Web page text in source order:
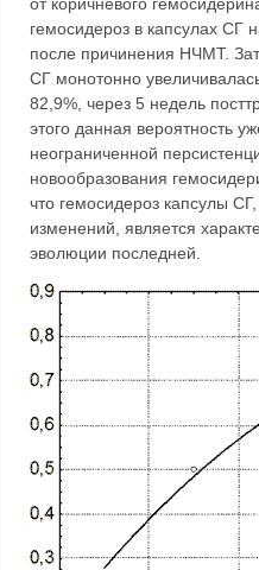
гемосидероз в капсулах СГ
после причинения НЧМТ.
СГ монотонно
82,9%, через 5 недель
этого данная вероятность
неограниченной
новообразования
что гемосидероз капсулы
изменений, является
эволюции последней.